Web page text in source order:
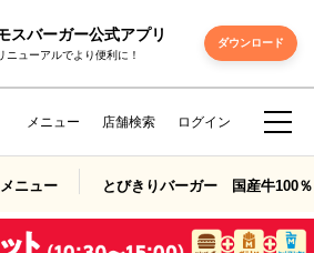
スバーガー公式アプリ
ニューアルでより便利に！
ダウンロード
メニュー 店舗検索 ログイン
ニュー とびきりバーガー 国産牛100％